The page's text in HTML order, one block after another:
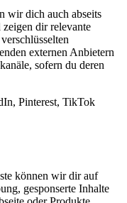
wir dich auch abseits
dir relevante
externen Anbietern
sofern du deren
Pinterest, TikTok
können wir dir auf
gesponserte Inhalte